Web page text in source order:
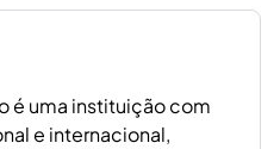
é uma instituição com
e internacional,